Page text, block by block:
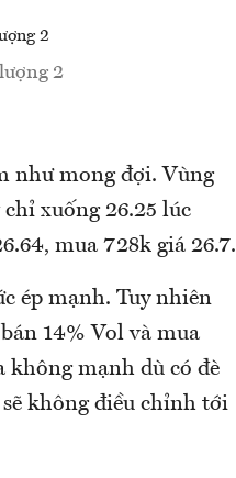
2
như mong đợi. Vùng
xuống 26.25 lúc
mua 728k giá 26.7.
ép mạnh. Tuy nhiên
14% Vol và mua
không mạnh dù có đè
không điều chỉnh tới